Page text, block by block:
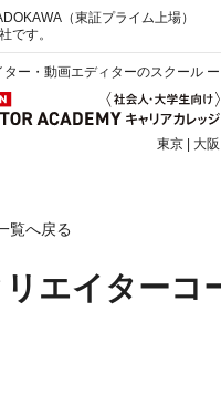
（東証プライム上場）
です。
ター・動画エディターのスクール ー
東京 | 大阪
覧へ戻る
エイターコ